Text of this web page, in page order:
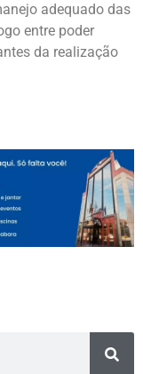
adequado das
entre poder
da realização